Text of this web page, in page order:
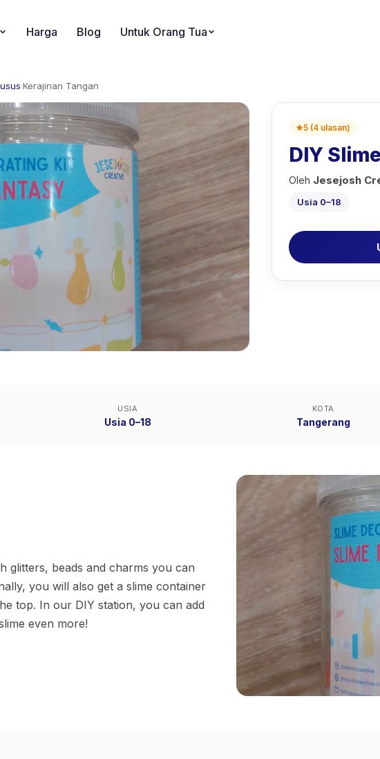
Harga Blog Untuk Orang Tua
·Kerajinan Tangan
★5 (4 ulasan)
DIY
Oleh Jesejosh
Usia 0–18
USIA
Usia 0–18
KOTA
Tangerang
glitters, beads and charms you can
you will also get a slime container
top. In our DIY station, you can add
even more!